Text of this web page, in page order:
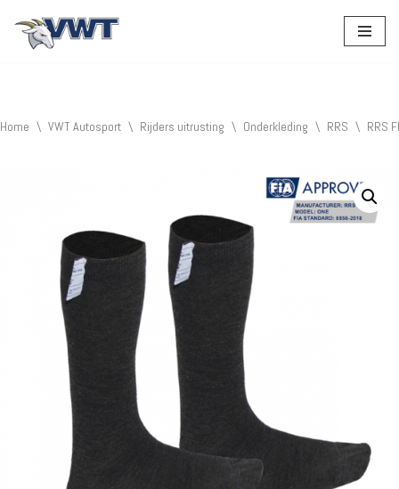
Home \ VWT Autosport \ Rijders uitrusting \ Onderkleding \ RRS \ RRS